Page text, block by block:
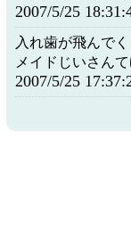
2007/5/25
入れ歯が飛んでく
メイドじいさん
2007/5/25